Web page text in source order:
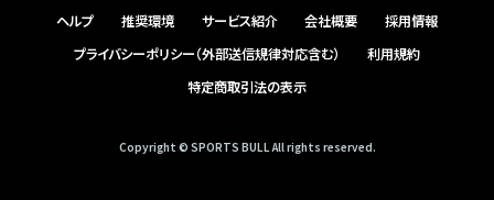
ヘルプ 推奨環境 サービス紹介 会社概要
採用情報
プライバシーポリシー（外部送信規律対応含む）
利用規約
特定商取引法の表示
Copyright © SPORTS BULL All rights reserved.